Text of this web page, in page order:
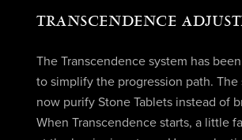
TRANSCENDENCE
The Transcendence system has
to simplify the progression path. The
now purify Stone Tablets instead of
When Transcendence starts, a little